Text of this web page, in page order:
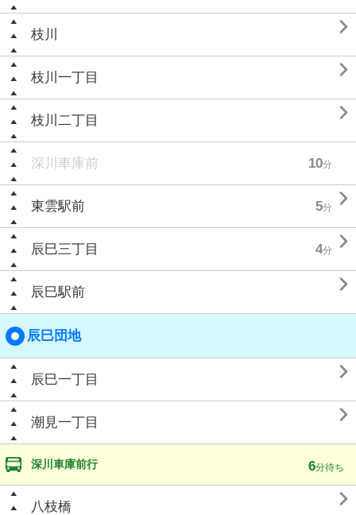
枝川 
枝川一丁目 
枝川二丁目 
深川車庫前 10分
東雲駅前 5分 
辰巳三丁目 4分 
辰巳駅前 
辰巳団地
辰巳一丁目 
潮見一丁目 
深川車庫前行 6分待ち
八枝橋 